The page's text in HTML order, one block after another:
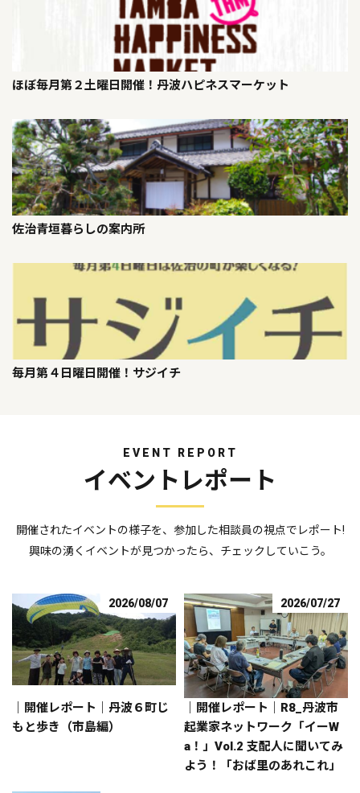
ほぼ毎月第２土曜日開催！丹波ハピネスマーケット
佐治青垣暮らしの案内所
毎月第４日曜日開催！サジイチ
EVENT REPORT
イベントレポート
開催されたイベントの様子を、参加した相談員の視点でレポート!
興味の湧くイベントが見つかったら、チェックしていこう。
2026/08/07
｜開催レポート｜丹波６町じ
もと歩き（市島編）
2026/07/27
｜開催レポート｜R8_丹波市
起業家ネットワーク「イーW
a！」Vol.2 支配人に聞いてみ
よう！「おば里のあれこれ」